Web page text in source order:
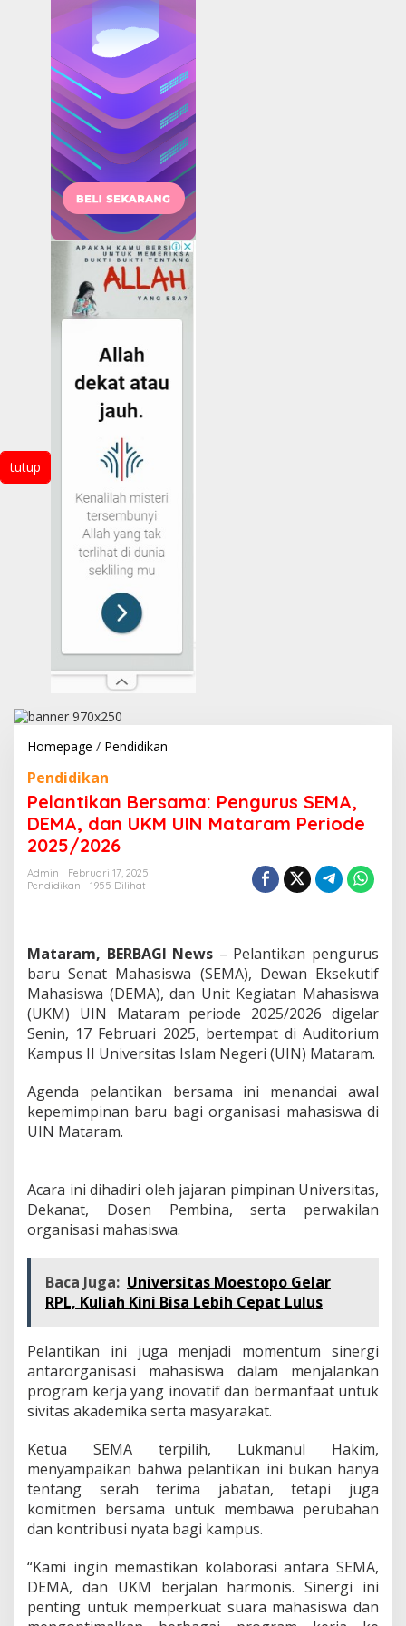
tutup
Homepage / Pendidikan
DEMA,
dan
Pendidikan
Pelantikan Bersama: Pengurus SEMA,
DEMA, dan UKM UIN Mataram Periode
2025/2026
Admin
Februari 17, 2025
Pendidikan
1955 Dilihat
Mataram, BERBAGI News – Pelantikan pengurus
baru Senat Mahasiswa (SEMA), Dewan Eksekutif
Mahasiswa (DEMA), dan Unit Kegiatan Mahasiswa
(UKM) UIN Mataram periode 2025/2026 digelar
Senin, 17 Februari 2025, bertempat di Auditorium
Kampus II Universitas Islam Negeri (UIN) Mataram.
Agenda pelantikan bersama ini menandai awal
kepemimpinan baru bagi organisasi mahasiswa di
UIN Mataram.
Acara ini dihadiri oleh jajaran pimpinan Universitas,
Dekanat, Dosen Pembina, serta perwakilan
organisasi mahasiswa.
Baca Juga: Universitas Moestopo Gelar
RPL, Kuliah Kini Bisa Lebih Cepat Lulus
Pelantikan ini juga menjadi momentum sinergi
antarorganisasi mahasiswa dalam menjalankan
program kerja yang inovatif dan bermanfaat untuk
sivitas akademika serta masyarakat.
Ketua SEMA terpilih, Lukmanul Hakim,
menyampaikan bahwa pelantikan ini bukan hanya
tentang serah terima jabatan, tetapi juga
komitmen bersama untuk membawa perubahan
dan kontribusi nyata bagi kampus.
“Kami ingin memastikan kolaborasi antara SEMA,
DEMA, dan UKM berjalan harmonis. Sinergi ini
penting untuk memperkuat suara mahasiswa dan